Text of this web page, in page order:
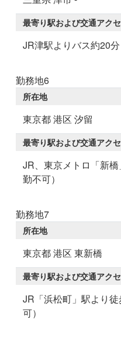
最寄り駅および交通アク
JR津駅よりバス約20分
勤務地6
所在地
東京都 港区 汐留
最寄り駅および交通アク
JR、東京メトロ「新
勤不可）
勤務地7
所在地
東京都 港区 東新橋
最寄り駅および交通アク
JR「浜松町」駅より
可）